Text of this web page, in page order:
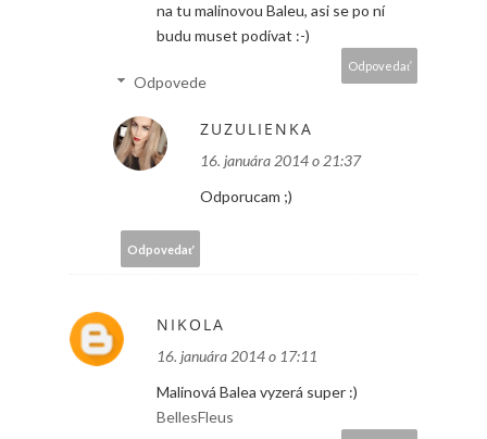
na tu malinovou Baleu, asi se po ní
budu muset podívat :-)
Odpovedať
Odpovede
ZUZULIENKA
16. januára 2014 o 21:37
Odporucam ;)
Odpovedať
NIKOLA
16. januára 2014 o 17:11
Malinová Balea vyzerá super :)
BellesFleus